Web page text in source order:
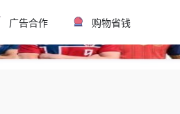
广告合作 购物省钱